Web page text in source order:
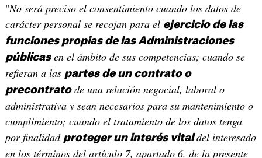
"No será preciso el consentimiento cuando los datos de
carácter personal se recojan para el ejercicio de las
funciones propias de las Administraciones
públicasen el ámbito de sus competencias; cuando se
refieran a las partes de un contrato o
precontratode una relación negocial, laboral o
administrativa y sean necesarios para su mantenimiento o
cumplimiento; cuando el tratamiento de los datos tenga
por finalidad proteger un interés vitaldel interesado
en los términos del artículo 7, apartado 6, de la presente